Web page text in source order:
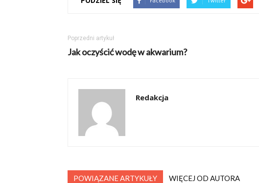
Poprzedni artykuł
Jak oczyścić wodę w akwarium?
Redakcja
POWIĄZANE ARTYKUŁY WIĘCEJ OD AUTORA